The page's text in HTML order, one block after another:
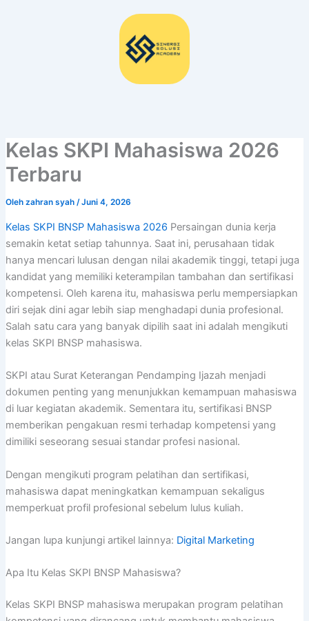
Kelas SKPI Mahasiswa 2026
Terbaru
Oleh zahran syah /Juni 4, 2026
Kelas SKPI BNSP Mahasiswa 2026 Persaingan dunia kerja
semakin ketat setiap tahunnya. Saat ini, perusahaan tidak
hanya mencari lulusan dengan nilai akademik tinggi, tetapi juga
kandidat yang memiliki keterampilan tambahan dan sertifikasi
kompetensi. Oleh karena itu, mahasiswa perlu mempersiapkan
diri sejak dini agar lebih siap menghadapi dunia profesional.
Salah satu cara yang banyak dipilih saat ini adalah mengikuti
kelas SKPI BNSP mahasiswa.
SKPI atau Surat Keterangan Pendamping Ijazah menjadi
dokumen penting yang menunjukkan kemampuan mahasiswa
di luar kegiatan akademik. Sementara itu, sertifikasi BNSP
memberikan pengakuan resmi terhadap kompetensi yang
dimiliki seseorang sesuai standar profesi nasional.
Dengan mengikuti program pelatihan dan sertifikasi,
mahasiswa dapat meningkatkan kemampuan sekaligus
memperkuat profil profesional sebelum lulus kuliah.
Jangan lupa kunjungi artikel lainnya: Digital Marketing
Apa Itu Kelas SKPI BNSP Mahasiswa?
Kelas SKPI BNSP mahasiswa merupakan program pelatihan